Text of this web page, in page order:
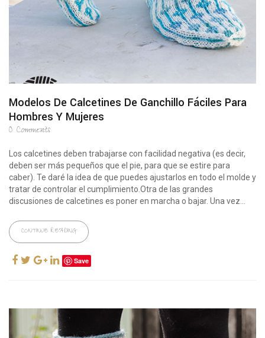
Modelos De Calcetines De Ganchillo Fáciles Para
Hombres Y Mujeres
0 Comments
Los calcetines deben trabajarse con facilidad negativa (es decir,
deben ser más pequeños que el pie, para que se estire para
caber). Te daré la idea de que puedes ajustarlos en todo el molde y
tratar de controlar el cumplimiento.Otra de las grandes
discusiones de calcetines es poner en marcha o bajar. Una vez...
CONTINUE READING
Save